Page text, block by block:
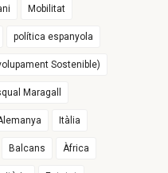
Mobilitat
política espanyola
Sostenible)
Maragall
Itàlia
Balcans Àfrica